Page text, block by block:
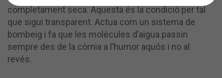
completament seca. Aquesta és la condició per tal
que sigui transparent. Actua com un sistema de
bombeig i fa que les molècules d’aigua passin
sempre des de la còrnia a l’humor aquós i no al
revés.